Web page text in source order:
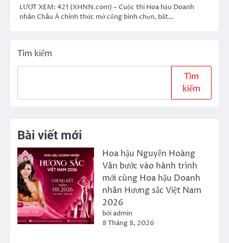
LƯỢT XEM: 421 (XHNN.com) – Cuộc thi Hoa hậu Doanh
nhân Châu Á chính thức mở cổng bình chọn, bắt…
Tìm kiếm
Tìm
kiếm
Bài viết mới
Hoa hậu Nguyễn Hoàng
Vân bước vào hành trình
mới cùng Hoa hậu Doanh
nhân Hương sắc Việt Nam
2026
bởi admin
8 Tháng 8, 2026